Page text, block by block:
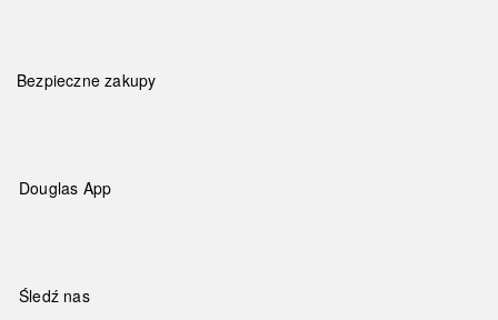
Bezpieczne zakupy
Douglas App
Śledź nas